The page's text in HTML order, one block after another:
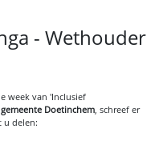
- Wethouder
week van 'Inclusief
Doetinchem , schreef er
u delen: